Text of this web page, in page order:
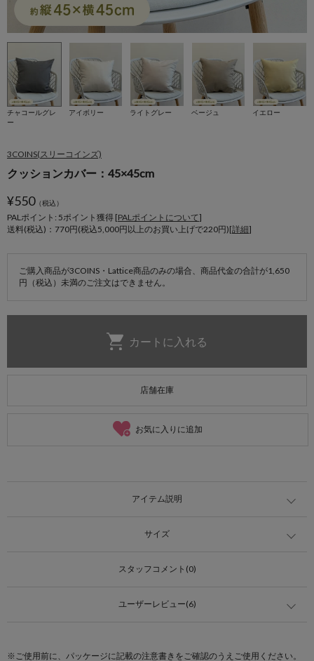
チャコールグレ
ー
アイボリー ライトグレー ベージュ イエロー
3COINS(スリーコインズ)
クッションカバー：45×45cm
¥550（税込）
PALポイント: 5ポイント獲得 [PALポイントについて]
送料(税込)：770円(税込5,000円以上のお買い上げで220円)[詳細]
ご購入商品が3COINS・Lattice商品のみの場合、商品代金の合計が1,650
円（税込）未満のご注文はできません。
店舗在庫
お気に入りに追加
アイテム説明
サイズ
スタッフコメント(0)
ユーザーレビュー(6)
※ご使用前に、パッケージに記載の注意書きをご確認のうえご使用ください。